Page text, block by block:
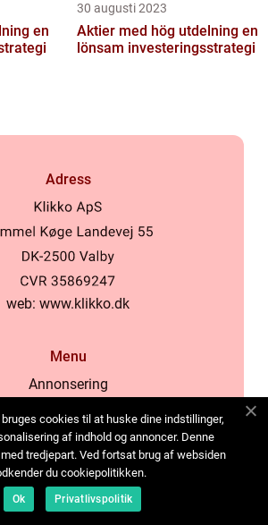
en
30 augusti 2023
Aktier med hög utdelning en
lönsam investeringsstrategi
Adress
web: www.klikko.dk
Menu
Annonsering
Cookies
Kontakta oss
Sitemap
cookies til at huske dine indstillinger,
af indhold og annoncer. Denne
tredjepart. Ved fortsat brug af websiden
du cookiepolitikken.
Ok Privatlivspolitik